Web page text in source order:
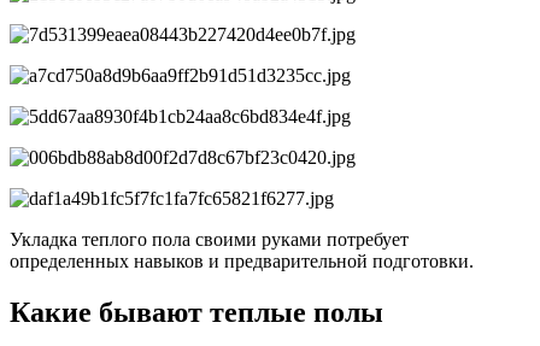
Укладка теплого пола своими руками потребует
определенных навыков и предварительной подготовки.
Какие бывают теплые полы